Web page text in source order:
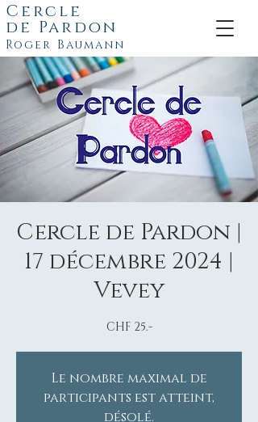
Cercle
de Pardon
Roger Baumann
Cercle de Pardon |
17 décembre 2024 |
Vevey
CHF 25.-
Le nombre maximal de
participants est atteint,
désolé.